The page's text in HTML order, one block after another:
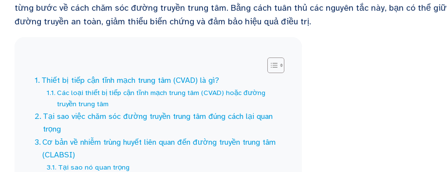
từng bước về cách chăm sóc đường truyền trung tâm. Bằng cách tuân thủ các nguyên tắc này, bạn có thể giữ
đường truyền an toàn, giảm thiểu biến chứng và đảm bảo hiệu quả điều trị.
Thiết bị tiếp cận tĩnh mạch trung tâm (CVAD) là gì?
Các loại thiết bị tiếp cận tĩnh mạch trung tâm (CVAD) hoặc đường
truyền trung tâm
Tại sao việc chăm sóc đường truyền trung tâm đúng cách lại quan
trọng
Cơ bản về nhiễm trùng huyết liên quan đến đường truyền trung tâm
(CLABSI)
Tại sao nó quan trọng